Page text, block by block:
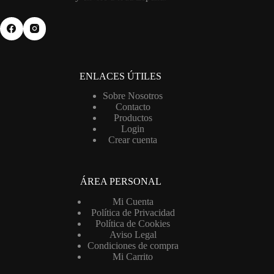
ENLACES ÚTILES
Sobre Nosotros
Contacto
Productos
Login
Crear cuenta
ÁREA PERSONAL
Mi Cuenta
Política de Privacidad
Política de Cookies
Aviso Legal
Condiciones de compra
Mi Carrito